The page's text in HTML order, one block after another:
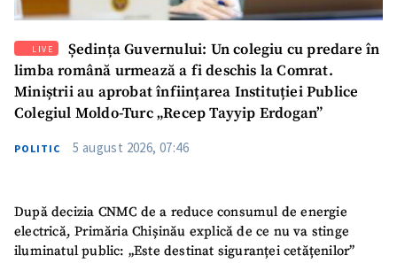
LIVE
Ședința Guvernului: Un colegiu cu predare în
limba română urmează a fi deschis la Comrat.
Miniștrii au aprobat înființarea Instituției Publice
Colegiul Moldo-Turc „Recep Tayyip Erdogan”
POLITIC 5 august 2026, 07:46
După decizia CNMC de a reduce consumul de energie
electrică, Primăria Chișinău explică de ce nu va stinge
iluminatul public: „Este destinat siguranței cetățenilor”